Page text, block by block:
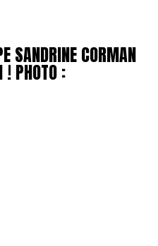
SANDRINE CORMAN
! PHOTO :